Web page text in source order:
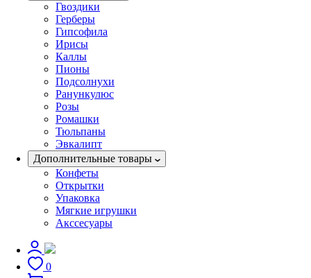
Гвоздики
Герберы
Гипсофила
Ирисы
Каллы
Пионы
Подсолнухи
Ранункулюс
Розы
Ромашки
Тюльпаны
Эвкалипт
Дополнительные товары
Конфеты
Открытки
Упаковка
Мягкие игрушки
Акссесуары
0